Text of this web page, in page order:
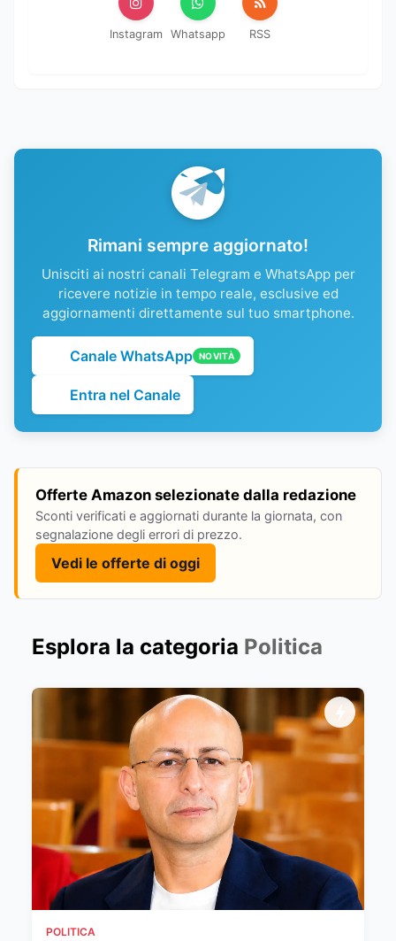
Instagram Whatsapp RSS
Rimani sempre aggiornato!
Unisciti ai nostri canali Telegram e WhatsApp per
ricevere notizie in tempo reale, esclusive ed
aggiornamenti direttamente sul tuo smartphone.
Canale WhatsApp NOVITÀ
Entra nel Canale
Offerte Amazon selezionate dalla redazione
Sconti verificati e aggiornati durante la giornata, con
segnalazione degli errori di prezzo.
Vedi le offerte di oggi
Esplora la categoria Politica
POLITICA